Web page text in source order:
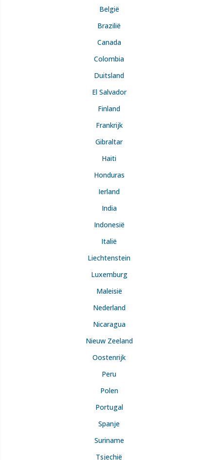
België
Brazilië
Canada
Colombia
Duitsland
El Salvador
Finland
Frankrijk
Gibraltar
Haiti
Honduras
Ierland
India
Indonesië
Italië
Liechtenstein
Luxemburg
Maleisië
Nederland
Nicaragua
Nieuw Zeeland
Oostenrijk
Peru
Polen
Portugal
Spanje
Suriname
Tsjechië